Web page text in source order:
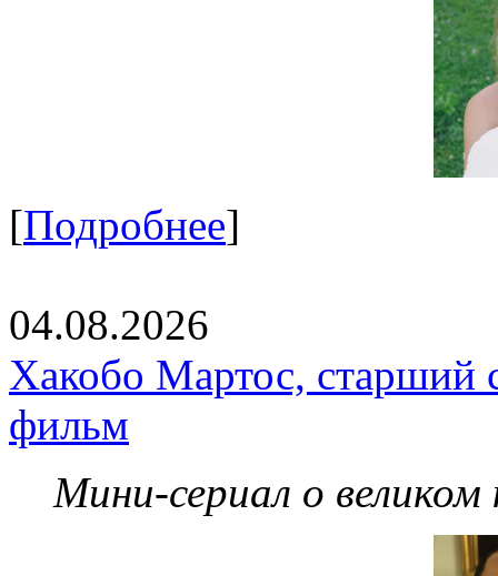
[Подробнее]
04.08.2026
Хакобо Мартос, старший
фильм
Мини-сериал о великом